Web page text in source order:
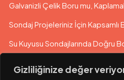
Gizliliğinize değer
Galvanizli Çelik Boru mu,
Sondaj Projeleriniz İçin Kapsamlı
Su Kuyusu Sondajlarında Doğru